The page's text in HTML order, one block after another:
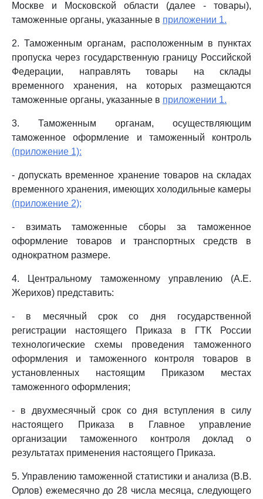
Москве и Московской области (далее - товары),
таможенные органы, указанные в приложении 1.
2. Таможенным органам, расположенным в пунктах
пропуска через государственную границу Российской
Федерации, направлять товары на склады
временного хранения, на которых размещаются
таможенные органы, указанные в приложении 1.
3. Таможенным органам, осуществляющим
таможенное оформление и таможенный контроль
(приложение 1):
- допускать временное хранение товаров на складах
временного хранения, имеющих холодильные камеры
(приложение 2);
- взимать таможенные сборы за таможенное
оформление товаров и транспортных средств в
однократном размере.
4. Центральному таможенному управлению (А.Е.
Жерихов) представить:
- в месячный срок со дня государственной
регистрации настоящего Приказа в ГТК России
технологические схемы проведения таможенного
оформления и таможенного контроля товаров в
установленных настоящим Приказом местах
таможенного оформления;
- в двухмесячный срок со дня вступления в силу
настоящего Приказа в Главное управление
организации таможенного контроля доклад о
результатах применения настоящего Приказа.
5. Управлению таможенной статистики и анализа (В.В.
Орлов) ежемесячно до 28 числа месяца, следующего